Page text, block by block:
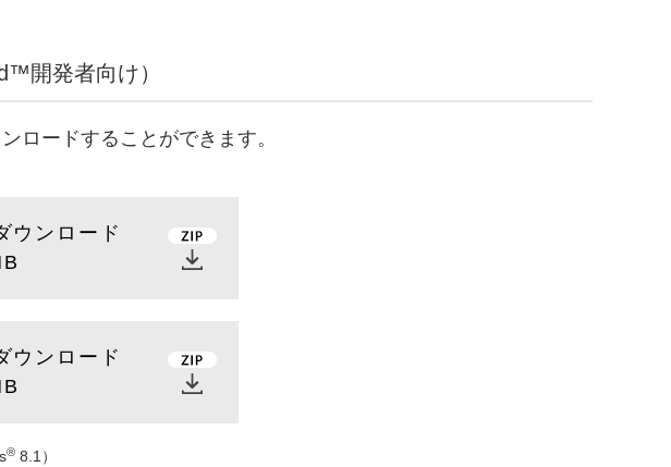
開発者向け）
ロードすることができます。
ウンロード
ウンロード
® 8.1）